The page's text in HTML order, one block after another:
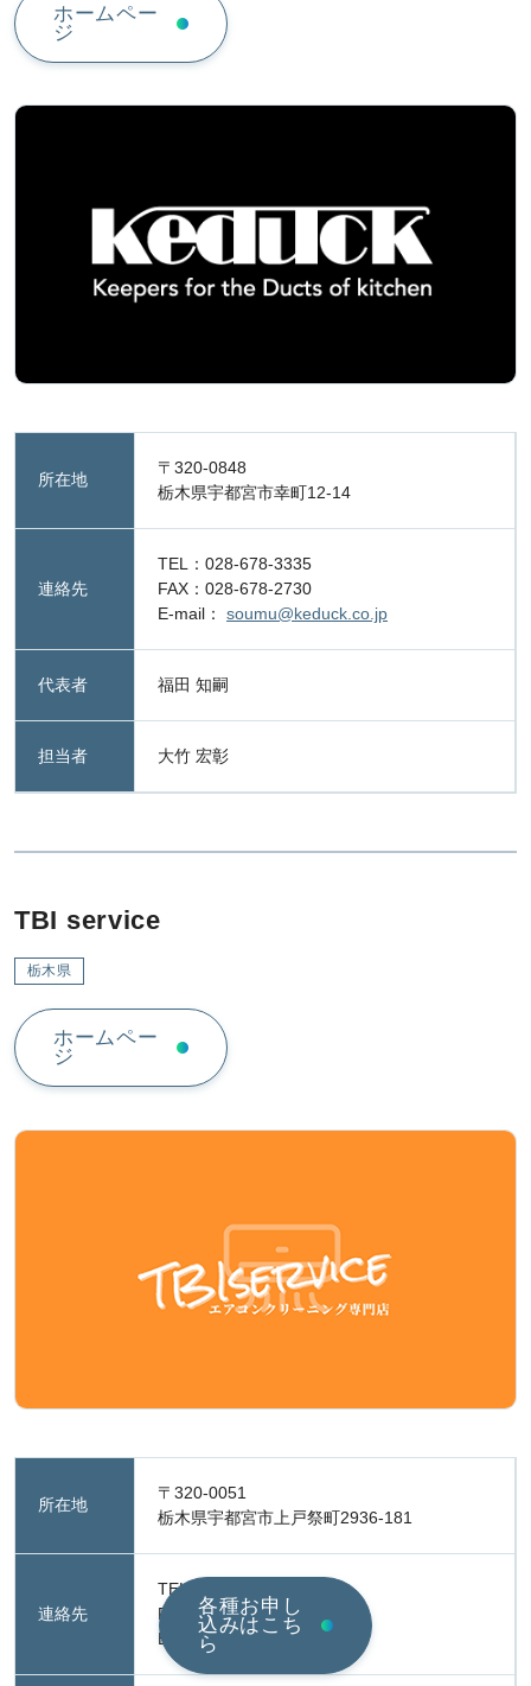
ホームペー
ジ
所在地
〒320-0848
栃木県宇都宮市幸町12-14
連絡先
TEL：028-678-3335
FAX：028-678-2730
E-mail：soumu@keduck.co.jp
代表者 福田 知嗣
担当者 大竹 宏彰
TBI service
栃木県
ホームペー
ジ
所在地
〒320-0051
栃木県宇都宮市上戸祭町2936-181
連絡先
TEL：070-8306-1996
FAX：028-333-1369
E-mail：info@tbiservice.jp
各種お申し
込みはこち
ら